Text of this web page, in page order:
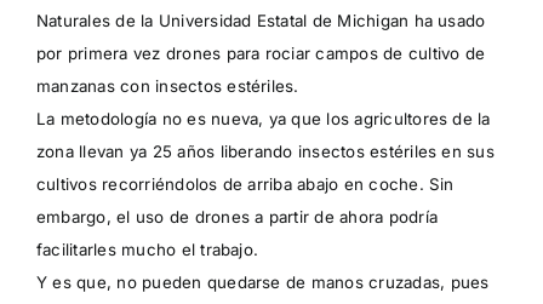
Naturales de la Universidad Estatal de Michigan ha usado
por primera vez drones para rociar campos de cultivo de
manzanas con insectos estériles.
La metodología no es nueva, ya que los agricultores de la
zona llevan ya 25 años liberando insectos estériles en sus
cultivos recorriéndolos de arriba abajo en coche. Sin
embargo, el uso de drones a partir de ahora podría
facilitarles mucho el trabajo.
Y es que, no pueden quedarse de manos cruzadas, pues